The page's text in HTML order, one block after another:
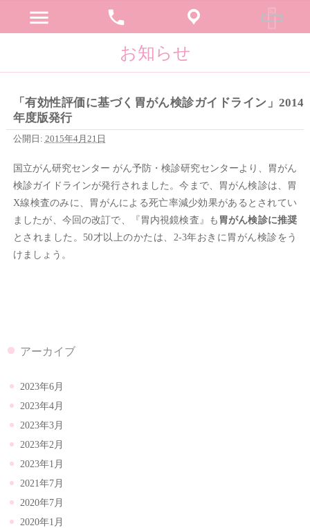
menu phone
お知らせ
「有効性評価に基づく胃がん検診ガイドライン」2014
年度版発行
公開日: 2015年4月21日
国立がん研究センター がん予防・検診研究センターより、胃がん
検診ガイドラインが発行されました。今まで、胃がん検診は、胃
X線検査のみに、胃がんによる死亡率減少効果があるとされてい
ましたが、今回の改訂で、『胃内視鏡検査』も 胃がん検診に推奨
とされました。50才以上のかたは、2-3年おきに胃がん検診をう
けましょう。
アーカイブ
2023年6月
2023年4月
2023年3月
2023年2月
2023年1月
2021年7月
2020年7月
2020年1月